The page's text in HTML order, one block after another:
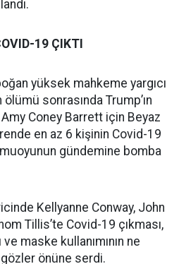
19 ÇIKTI
yüksek mahkeme yargıcı
sonrasında Trump’ın
Amy Coney Barrett için Beyaz
en az 6 kişinin Covid-19
gündemine bomba
Kellyanne Conway, John
Tillis’te Covid-19 çıkması,
maske kullanımının ne
önüne serdi.